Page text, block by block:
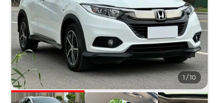
1 /10